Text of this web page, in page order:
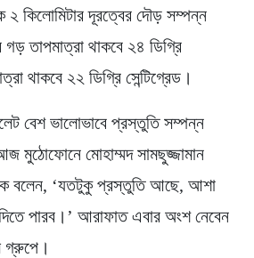
২ কিলোমিটার দূরত্বের দৌড় সম্পন্ন
তাপমাত্রা থাকবে ২৪ ডিগ্রি
থাকবে ২২ ডিগ্রি সেন্টিগ্রেড।
বেশ ভালোভাবে প্রস্তুতি সম্পন্ন
মুঠোফোনে মোহাম্মদ সামছুজ্জামান
বলেন, ‘যতটুকু প্রস্তুতি আছে, আশা
দিতে পারব।’ আরাফাত এবার অংশ নেবেন
গ্রুপে।